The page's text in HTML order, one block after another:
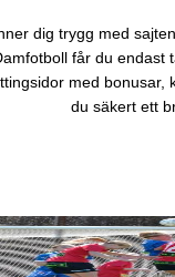
dig trygg med
får du
med
du säkert ett